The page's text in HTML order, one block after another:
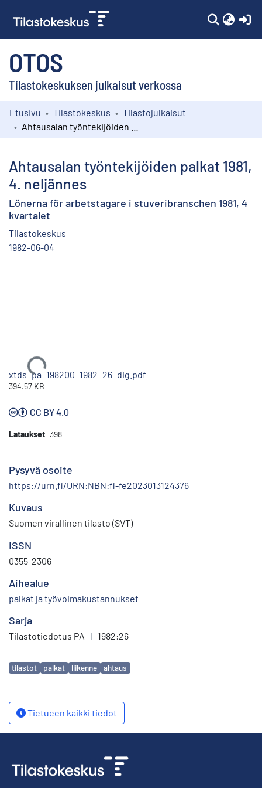
OTOS
Tilastokeskuksen julkaisut verkossa
Kokoelmat
Etusivu Tilastokeskus
Tilastojulkaisut
Ahtausalan työntekijöiden palkat 1981,
4. neljännes
Lönerna för arbetstagare i stuveribranschen 1981, 4
kvartalet
Tilastokeskus
1982-06-04
Ladataan...
xtds_pa_198200_1982_26_dig.pdf
394.57 KB
CC BY 4.0
Lataukset 398
Pysyvä osoite
https://urn.fi/URN:NBN:fi-fe2023013124376
Kuvaus
Suomen virallinen tilasto (SVT)
ISSN
0355-2306
Aihealue
palkat ja työvoimakustannukset
Sarja
Tilastotiedotus PA | 1982:26
Avainsanat
tilastot palkat liikenne ahtaus
Tietueen kaikki tiedot